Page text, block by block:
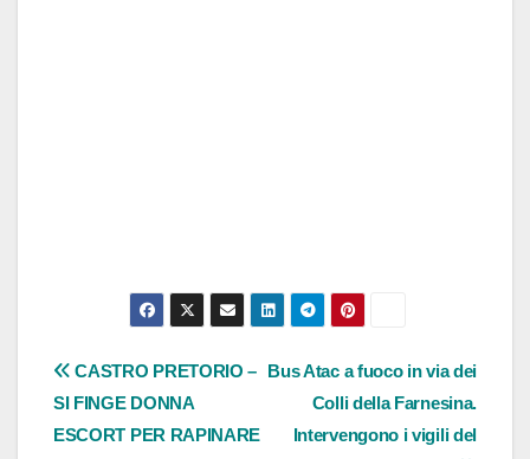
Navigazione
articoli
Bus Atac a fuoco in via dei
Colli della Farnesina.
Intervengono i vigili del
CASTRO PRETORIO –
SI FINGE DONNA
ESCORT PER RAPINARE